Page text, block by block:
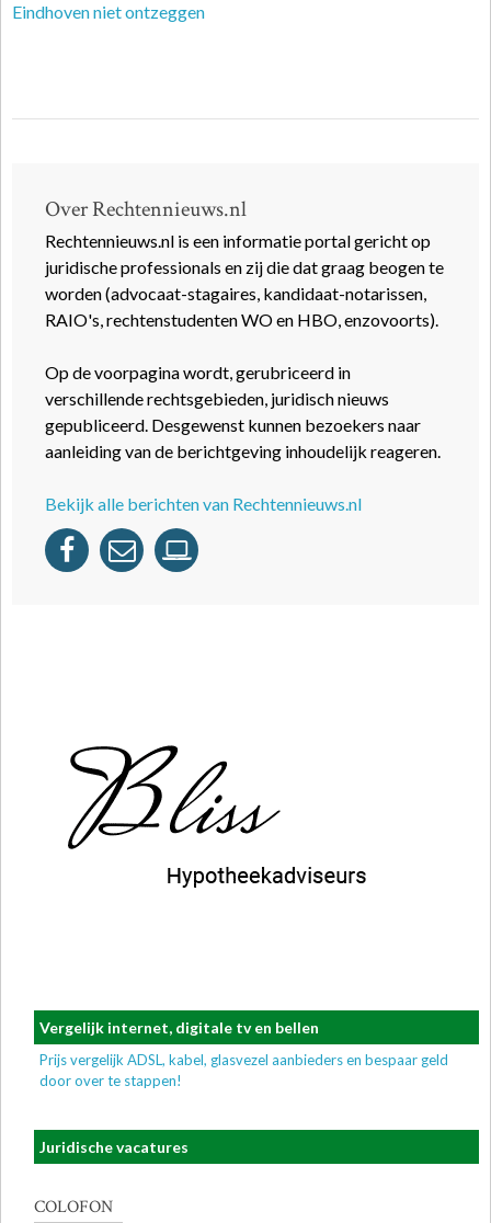
Eindhoven niet ontzeggen
Over Rechtennieuws.nl
Rechtennieuws.nl is een informatie portal gericht op
juridische professionals en zij die dat graag beogen te
worden (advocaat-stagaires, kandidaat-notarissen,
RAIO's, rechtenstudenten WO en HBO, enzovoorts).
Op de voorpagina wordt, gerubriceerd in
verschillende rechtsgebieden, juridisch nieuws
gepubliceerd. Desgewenst kunnen bezoekers naar
aanleiding van de berichtgeving inhoudelijk reageren.
Bekijk alle berichten van Rechtennieuws.nl
Vergelijk internet, digitale tv en bellen
Prijs vergelijk ADSL, kabel, glasvezel aanbieders en bespaar geld
door over te stappen!
Juridische vacatures
COLOFON